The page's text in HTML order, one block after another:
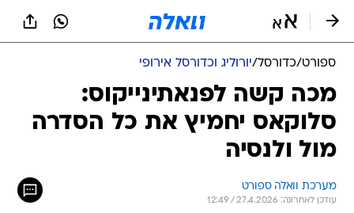
ספורט/כדורסל/יורוליג וכדורסל אירופי
מכה קשה לפנאתינייקוס:
סלוקאס יחמיץ את כל הסדרה
מול ולנסיה
מערכת וואלה ספורט
עודכן לאחרונה: 27.4.2026 / 12:49